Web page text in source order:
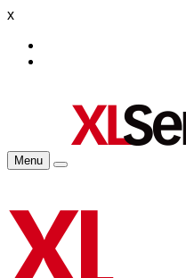
x
Menu